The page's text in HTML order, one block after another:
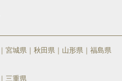
宮城県 秋田県 山形県 福島県
三重県